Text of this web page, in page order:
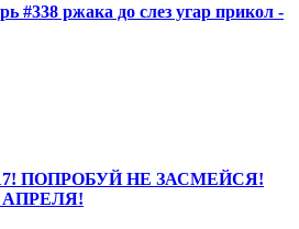
ржака до слез угар прикол -
ПОПРОБУЙ НЕ ЗАСМЕЙСЯ!